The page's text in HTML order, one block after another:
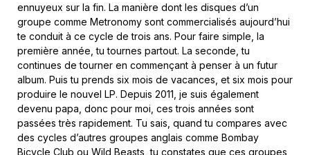
ennuyeux sur la fin. La manière dont les disques d’un
groupe comme Metronomy sont commercialisés aujourd’hui
te conduit à ce cycle de trois ans. Pour faire simple, la
première année, tu tournes partout. La seconde, tu
continues de tourner en commençant à penser à un futur
album. Puis tu prends six mois de vacances, et six mois pour
produire le nouvel LP. Depuis 2011, je suis également
devenu papa, donc pour moi, ces trois années sont
passées très rapidement. Tu sais, quand tu compares avec
des cycles d’autres groupes anglais comme Bombay
Bicycle Club ou Wild Beasts, tu constates que ces groupes